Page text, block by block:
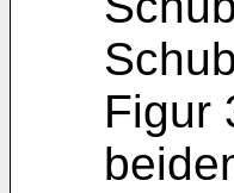
Figur